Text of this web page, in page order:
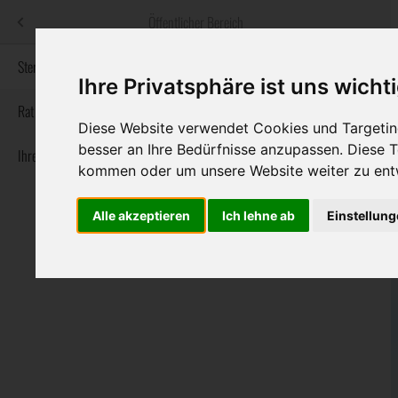
Ihre Privatsphäre ist uns
Diese Website verwendet Cookies und
besser an Ihre Bedürfnisse anzupassen. Diese
kommen oder um unsere Website weiter zu
Alle akzeptieren Ich lehne ab
bestatter.at
Navigation
überspringen
Sterbeanzeigen Rat & Hilfe im Trauerfall Ihre Bestatter
Sterbeanzeigen
Rat & Hilfe im Trauerfall
Ihre Bestatter